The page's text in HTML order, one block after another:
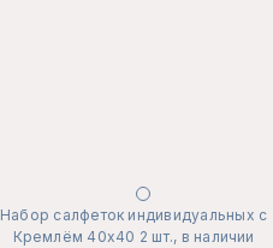
Набор салфеток индивидуальных с
Кремлём 40х40 2 шт., в наличии